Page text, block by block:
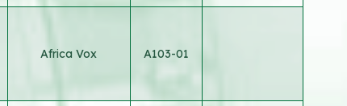
Africa Vox A103-01